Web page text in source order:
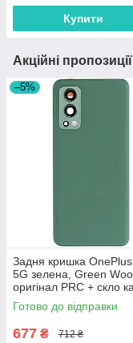
Купити
Акційні
–5%
Задня кришка
5G зелена, Green
оригінал PRC + скло
Готово до відправки
677 ₴ 712 ₴